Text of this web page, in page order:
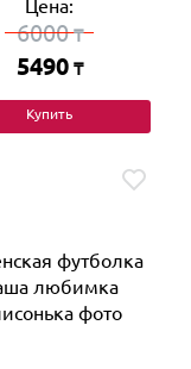
Цена:
6000₸
5490 ₸
Купить